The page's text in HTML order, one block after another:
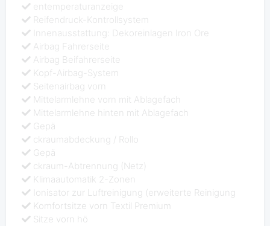
entemperaturanzeige
Reifendruck-Kontrollsystem
Innenausstattung: Dekoreinlagen Iron Ore
Airbag Fahrerseite
Airbag Beifahrerseite
Kopf-Airbag-System
Seitenairbag vorn
Mittelarmlehne vorn mit Ablagefach
Mittelarmlehne hinten mit Ablagefach
Gepä
ckraumabdeckung / Rollo
Gepä
ckraum-Abtrennung (Netz)
Klimaautomatik 2-Zonen
Ionisator zur Luftreinigung (erweiterte Reinigung
Komfortsitze vorn Textil Premium
Sitze vorn hö